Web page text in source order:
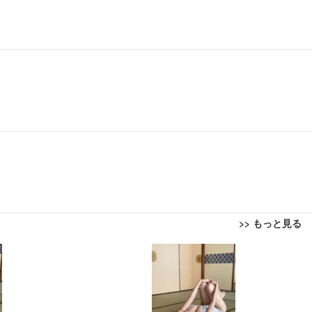
>> もっと見る
昇降 強化ナイロン樹脂ベース 通気性メッシュ 在宅ワーク H-WY01